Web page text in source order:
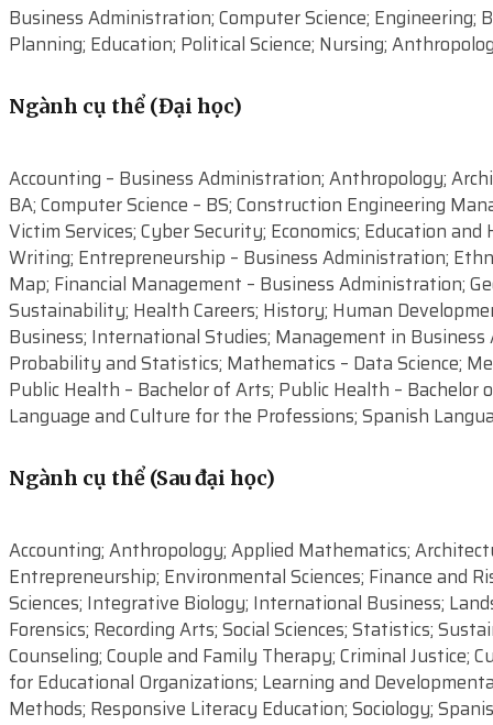
Business Administration; Computer Science; Engineering;
Planning; Education; Political Science; Nursing;
Ngành cụ thể (Đại học)
Accounting – Business Administration; Anthropology;
BA; Computer Science – BS; Construction Engineering
Victim Services; Cyber Security; Economics; Education
Writing; Entrepreneurship – Business Administration;
Map; Financial Management – Business Administration;
Sustainability; Health Careers; History; Human
Business; International Studies; Management in
Probability and Statistics; Mathematics – Data Science;
Public Health – Bachelor of Arts; Public Health – Bachelor
Language and Culture for the Professions; Spanish
Ngành cụ thể (Sau đại học)
Accounting; Anthropology; Applied Mathematics;
Entrepreneurship; Environmental Sciences; Finance and
Sciences; Integrative Biology; International Business;
Forensics; Recording Arts; Social Sciences; Statistics;
Counseling; Couple and Family Therapy; Criminal Justice;
for Educational Organizations; Learning and
Methods; Responsive Literacy Education; Sociology;